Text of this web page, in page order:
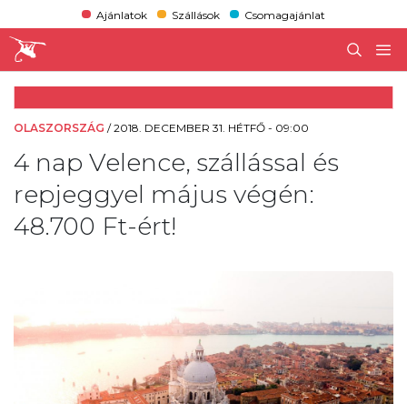
Ajánlatok Szállások Csomagajánlat
OLASZORSZÁG /2018. DECEMBER 31. HÉTFŐ - 09:00
4 nap Velence, szállással és
repjeggyel május végén:
48.700 Ft-ért!